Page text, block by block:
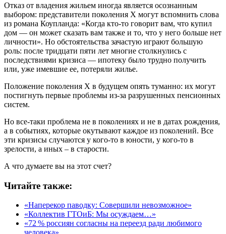
Отказ от владения жильем иногда является осознанным
выбором: представители поколения X могут вспомнить слова
из романа Коупланда: «Когда кто-то говорит вам, что купил
дом — он может сказать вам также и то, что у него больше нет
личности». Но обстоятельства зачастую играют большую
роль: после тридцати пяти лет многие столкнулись с
последствиями кризиса — ипотеку было трудно получить
или, уже имевшие ее, потеряли жилье.
Положение поколения X в будущем опять туманно: их могут
постигнуть первые проблемы из-за разрушенных пенсионных
систем.
Но все-таки проблема не в поколениях и не в датах рождения,
а в событиях, которые окутывают каждое из поколений. Все
эти кризисы случаются у кого-то в юности, у кого-то в
зрелости, а иных – в старости.
А что думаете вы на этот счет?
Читайте также:
«Наперекор паводку: Совершили невозможное»
«Коллектив ГТОиБ: Мы осуждаем…»
«72 % россиян согласны на переезд ради любимого